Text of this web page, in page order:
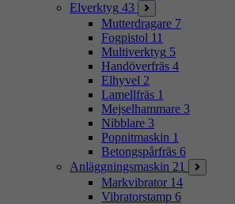
Elverktyg 43
Mutterdragare 7
Fogpistol 11
Multiverktyg 5
Handöverfräs 4
Elhyvel 2
Lamellfräs 1
Mejselhammare 3
Nibblare 3
Popnitmaskin 1
Betongspårfräs 6
Anläggningsmaskin 21
Markvibrator 14
Vibratorstamp 6